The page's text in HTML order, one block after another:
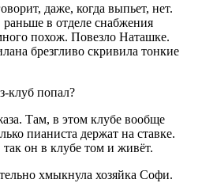
даже, когда выпьет, нет.
в отделе снабжения
похож. Повезло Наташке.
брезгливо скривила тонкие
клуб попал?
Там, в этом клубе вообще
пианиста держат на ставке.
он в клубе том и живёт.
хмыкнула хозяйка Софи.